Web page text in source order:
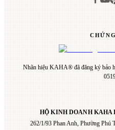
Nhãn hiệu KAHA® đã đăng ký bảo
HỘ KINH DOANH KAHA
262/1/93 Phan Anh, Phường Phú